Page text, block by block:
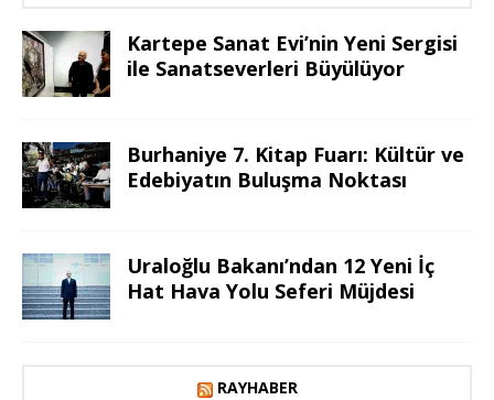
Kartepe Sanat Evi’nin Yeni Sergisi
ile Sanatseverleri Büyülüyor
Burhaniye 7. Kitap Fuarı: Kültür ve
Edebiyatın Buluşma Noktası
Uraloğlu Bakanı’ndan 12 Yeni İç
Hat Hava Yolu Seferi Müjdesi
RAYHABER